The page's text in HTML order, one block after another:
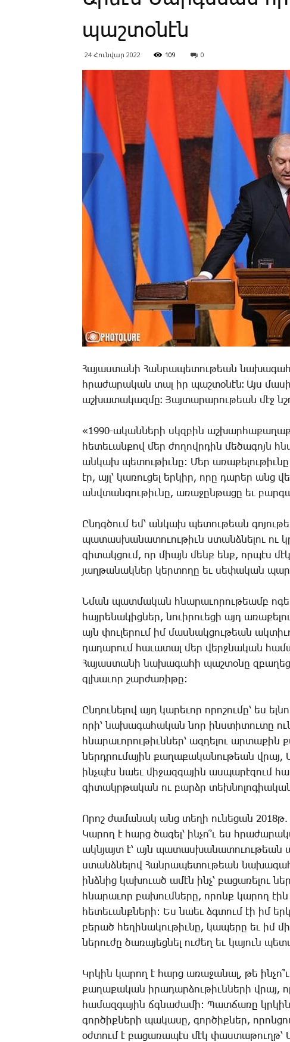
պաշտօնէն
24 Հունվար 2022 109 0
­Հա­յաս­տա­նի ­Հան­րա­պե­տու­թեան նա­խա­գահ
հրա­ժա­րա­կան տալ իր պաշ­տօ­նէն։ Այս
աշ­խա­տա­կազ­մը։ ­Յայ­տա­րա­րու­թեան մէջ
«1990-ա­կան­նե­րի սկզբին
հե­տե­ւան­քով մեր ժո­ղովր­դին մե­ծա­գոյն
ան­կախ պե­տու­թիւ­նը: ­Մեր ա­ռա­քե­լու­թիւ­նը
էր, այլ՝ կա­ռու­ցել եր­կիր, ո­րը դա­րեր անց
անվ­տան­գու­թիւ­նը, ա­ռա­ջըն­թա­ցը եւ
Ընդգ­ծում եմ՝ ան­կախ պե­տու­թեան
պա­տաս­խա­նա­տո­ւու­թիւն ստանձ­նե­լու ու
գի­տակ­ցում, որ միայն մենք ենք, որ­պէս
յաղ­թա­նակ­ներ կեր­տո­ղը եւ սե­փա­կան
Ն­ման պատ­մա­կան հնա­րա­ւո­րու­թեամբ
հայ­րե­նա­կից­ներ, նո­ւի­րո­ւե­ցի այդ
այն փու­լե­րում իմ մաս­նակ­ցու­թեան
դա­դա­րում հա­ւա­տալ մեր վերջ­նա­կան
­Հա­յաս­տա­նի նա­խա­գա­հի պաշ­տօ­նը
գլխա­ւոր շար­ժա­ռի­թը:
Ըն­դու­նե­լով այդ կա­րե­ւոր ո­րո­շու­մը՝ ես
ո­րի՝ նա­խա­գա­հա­կան նոր ինս­տի­տու­տը
հնա­րա­ւո­րու­թիւն­ներ՝ ազ­դե­լու
ներդ­րու­մա­յին քա­ղա­քա­կա­նու­թեան վրայ,
ինչ­պէս նաեւ մի­ջազ­գա­յին աս­պա­րէ­զում
գի­տակր­թա­կան ու բարձր տեխ­նո­լո­գիա­կան
Ո­րոշ ժա­մա­նակ անց տե­ղի ու­նե­ցան
­Կա­րող է հարց ծա­գել՝ ին­չո՞ւ ես
ակն­յայտ է՝ այն պա­տաս­խա­նա­տո­ւու­թեան
ստանձ­նե­լով ­Հան­րա­պե­տու­թեան
ինձ­նից կա­խո­ւած ա­մէն ինչ՝ բա­ցա­ռե­լու
հնա­րա­ւոր բա­խում­նե­րը, ո­րոնք կա­րող
հե­տե­ւանք­նե­րի: Ես նաեւ ձգտում էի իմ
բե­րած հե­ղի­նա­կու­թիւ­նը, կա­պե­րը եւ իմ
նե­րու­ժը ծա­ռա­յեց­նել ու­ժեղ եւ կա­յուն
Կր­կին կա­րող է հարց ա­ռա­ջա­նալ, թե
քա­ղա­քա­կան ի­րա­դար­ձու­թիւն­նե­րի վրայ,
հա­մազ­գա­յին ճգնա­ժա­մի: ­Պատ­ճա­ռը
գոր­ծիք­նե­րի պա­կա­սը, գոր­ծիք­ներ,
օժ­տում է բա­ցա­ռա­պէս մէկ փաս­տա­թուղթ՝